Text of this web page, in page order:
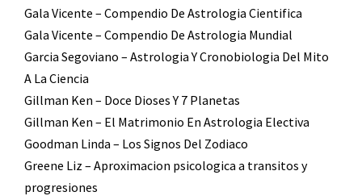
Gala Vicente – Compendio De Astrologia Cientifica
Gala Vicente – Compendio De Astrologia Mundial
Garcia Segoviano – Astrologia Y Cronobiologia Del Mito
A La Ciencia
Gillman Ken – Doce Dioses Y 7 Planetas
Gillman Ken – El Matrimonio En Astrologia Electiva
Goodman Linda – Los Signos Del Zodiaco
Greene Liz – Aproximacion psicologica a transitos y
progresiones